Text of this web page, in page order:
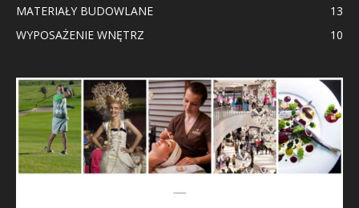
MATERIAŁY BUDOWLANE
13
WYPOSAŻENIE WNĘTRZ
10